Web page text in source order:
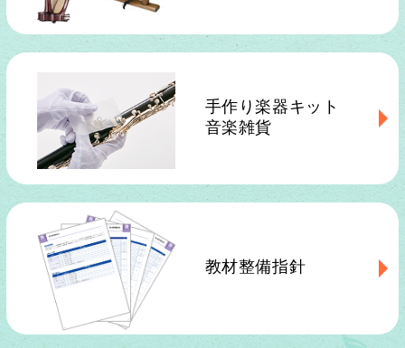
手作り楽器キット
音楽雑貨
教材整備指針